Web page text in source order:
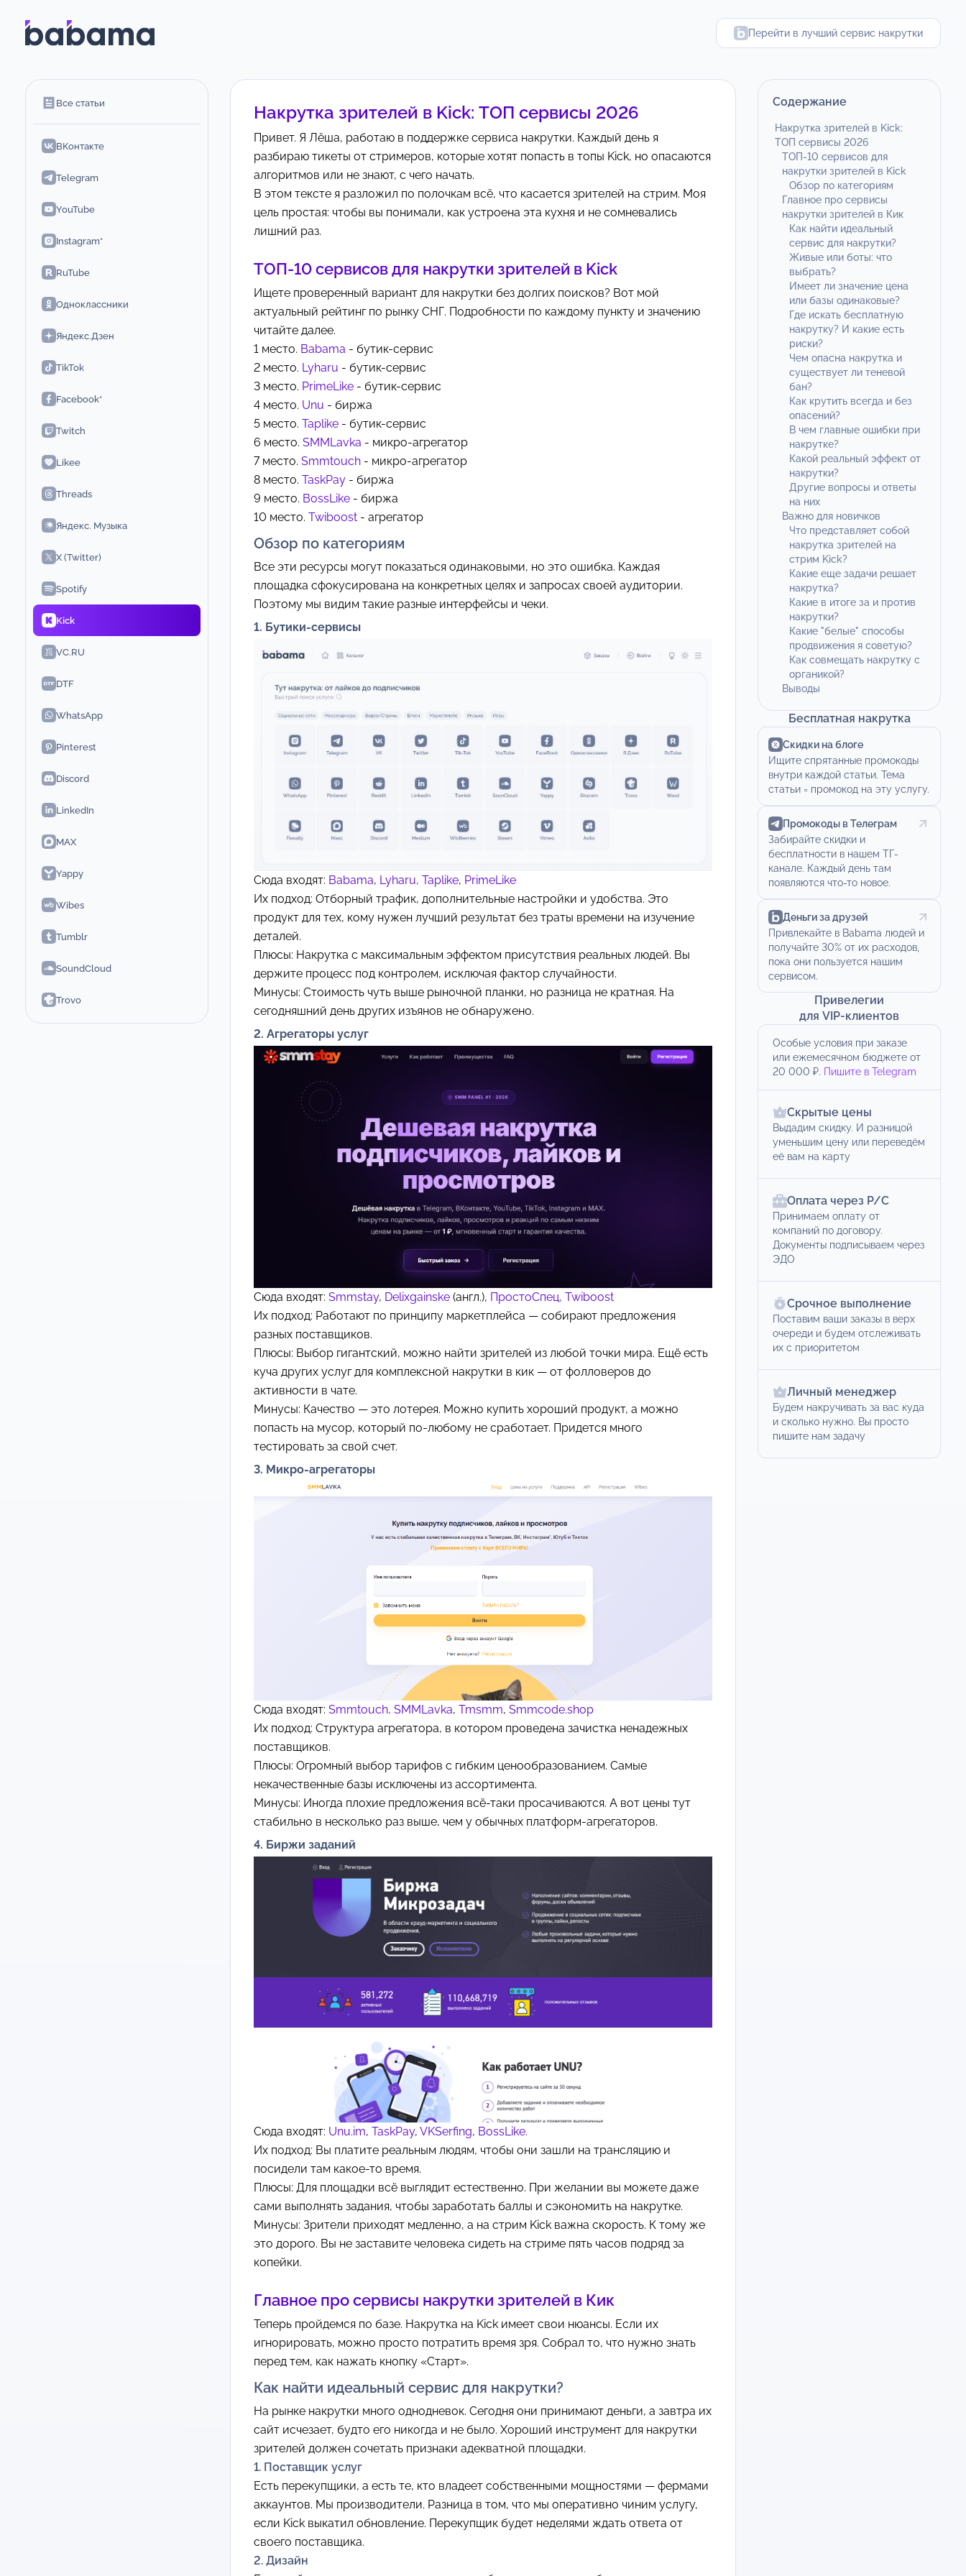
Перейти в лучший сервис накрутки
Все статьи
ВКонтакте
Telegram
YouTube
Instagram*
RuTube
Одноклассники
Яндекс.Дзен
TikTok
Facebook*
Twitch
Likee
Threads
Яндекс. Музыка
X (Twitter)
Spotify
Kick
VC.RU
DTF
WhatsApp
Pinterest
Discord
LinkedIn
MAX
Yappy
Wibes
Tumblr
SoundCloud
Trovo
Накрутка зрителей в Kick: ТОП сервисы 2026
Привет. Я Лёша, работаю в поддержке сервиса накрутки. Каждый день я
разбираю тикеты от стримеров, которые хотят попасть в топы Kick, но опасаются
алгоритмов или не знают, с чего начать.
В этом тексте я разложил по полочкам всё, что касается зрителей на стрим. Моя
цель простая: чтобы вы понимали, как устроена эта кухня и не сомневались
лишний раз.
ТОП-10 сервисов для накрутки зрителей в Kick
Ищете проверенный вариант для накрутки без долгих поисков? Вот мой
актуальный рейтинг по рынку СНГ. Подробности по каждому пункту и значению
читайте далее.
1 место. Babama - бутик-сервис
2 место. Lyharu - бутик-сервис
3 место. PrimeLike - бутик-сервис
4 место. Unu - биржа
5 место. Taplike - бутик-сервис
6 место. SMMLavka - микро-агрегатор
7 место. Smmtouch - микро-агрегатор
8 место. TaskPay - биржа
9 место. BossLike - биржа
10 место. Twiboost - агрегатор
Обзор по категориям
Все эти ресурсы могут показаться одинаковыми, но это ошибка. Каждая
площадка сфокусирована на конкретных целях и запросах своей аудитории.
Поэтому мы видим такие разные интерфейсы и чеки.
1. Бутики-сервисы
Сюда входят: Babama, Lyharu, Taplike, PrimeLike
Их подход: Отборный трафик, дополнительные настройки и удобства. Это
продукт для тех, кому нужен лучший результат без траты времени на изучение
деталей.
Плюсы: Накрутка с максимальным эффектом присутствия реальных людей. Вы
держите процесс под контролем, исключая фактор случайности.
Минусы: Стоимость чуть выше рыночной планки, но разница не кратная. На
сегодняшний день других изъянов не обнаружено.
2. Агрегаторы услуг
Сюда входят: Smmstay, Delixgainske (англ.), ПростоСпец, Twiboost
Их подход: Работают по принципу маркетплейса — собирают предложения
разных поставщиков.
Плюсы: Выбор гигантский, можно найти зрителей из любой точки мира. Ещё есть
куча других услуг для комплексной накрутки в кик — от фолловеров до
активности в чате.
Минусы: Качество — это лотерея. Можно купить хороший продукт, а можно
попасть на мусор, который по-любому не сработает. Придется много
тестировать за свой счет.
3. Микро-агрегаторы
Сюда входят: Smmtouch, SMMLavka, Tmsmm, Smmcode.shop
Их подход: Структура агрегатора, в котором проведена зачистка ненадежных
поставщиков.
Плюсы: Огромный выбор тарифов с гибким ценообразованием. Самые
некачественные базы исключены из ассортимента.
Минусы: Иногда плохие предложения всё-таки просачиваются. А вот цены тут
стабильно в несколько раз выше, чем у обычных платформ-агрегаторов.
4. Биржи заданий
Сюда входят: Unu.im, TaskPay, VKSerfing, BossLike.
Их подход: Вы платите реальным людям, чтобы они зашли на трансляцию и
посидели там какое-то время.
Плюсы: Для площадки всё выглядит естественно. При желании вы можете даже
сами выполнять задания, чтобы заработать баллы и сэкономить на накрутке.
Минусы: Зрители приходят медленно, а на стрим Kick важна скорость. К тому же
это дорого. Вы не заставите человека сидеть на стриме пять часов подряд за
копейки.
Главное про сервисы накрутки зрителей в Кик
Теперь пройдемся по базе. Накрутка на Kick имеет свои нюансы. Если их
игнорировать, можно просто потратить время зря. Собрал то, что нужно знать
перед тем, как нажать кнопку «Старт».
Как найти идеальный сервис для накрутки?
На рынке накрутки много однодневок. Сегодня они принимают деньги, а завтра их
сайт исчезает, будто его никогда и не было. Хороший инструмент для накрутки
зрителей должен сочетать признаки адекватной площадки.
1. Поставщик услуг
Есть перекупщики, а есть те, кто владеет собственными мощностями — фермами
аккаунтов. Мы производители. Разница в том, что мы оперативно чиним услугу,
если Kick выкатил обновление. Перекупщик будет неделями ждать ответа от
своего поставщика.
2. Дизайн
Содержание
Накрутка зрителей в Kick:
ТОП сервисы 2026
ТОП-10 сервисов для
накрутки зрителей в Kick
Обзор по категориям
Главное про сервисы
накрутки зрителей в Кик
Как найти идеальный
сервис для накрутки?
Живые или боты: что
выбрать?
Имеет ли значение цена
или базы одинаковые?
Где искать бесплатную
накрутку? И какие есть
риски?
Чем опасна накрутка и
существует ли теневой
бан?
Как крутить всегда и без
опасений?
В чем главные ошибки при
накрутке?
Какой реальный эффект от
накрутки?
Другие вопросы и ответы
на них
Важно для новичков
Что представляет собой
накрутка зрителей на
стрим Kick?
Какие еще задачи решает
накрутка?
Какие в итоге за и против
накрутки?
Какие "белые" способы
продвижения я советую?
Как совмещать накрутку с
органикой?
Выводы
Бесплатная накрутка
Скидки на блоге
Ищите спрятанные промокоды
внутри каждой статьи. Тема
статьи = промокод на эту услугу.
Промокоды в Телеграм
Забирайте скидки и
бесплатности в нашем ТГ-
канале. Каждый день там
появляются что-то новое.
Деньги за друзей
Привлекайте в Babama людей и
получайте 30% от их расходов,
пока они пользуется нашим
сервисом.
Привелегии
для VIP-клиентов
Особые условия при заказе
или ежемесячном бюджете от
20 000 ₽. Пишите в Telegram
Скрытые цены
Выдадим скидку. И разницой
уменьшим цену или переведём
её вам на карту
Оплата через Р/С
Принимаем оплату от
компаний по договору.
Документы подписываем через
ЭДО
Срочное выполнение
Поставим ваши заказы в верх
очереди и будем отслеживать
их с приоритетом
Личный менеджер
Будем накручивать за вас куда
и сколько нужно. Вы просто
пишите нам задачу